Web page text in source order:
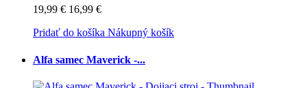
19,99 € 16,99 €
Pridať do košíka Nákupný košík
Alfa samec Maverick -...